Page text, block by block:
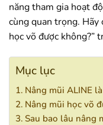
năng tham gia hoạt
cùng quan trọng. Hãy
học võ được không?”
Mục lục
Nâng mũi ALINE
Nâng mũi học võ
Sau bao lâu nâng